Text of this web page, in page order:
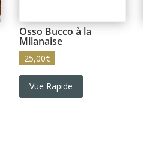
Osso Bucco à la
Milanaise
25,00€
Vue Rapide